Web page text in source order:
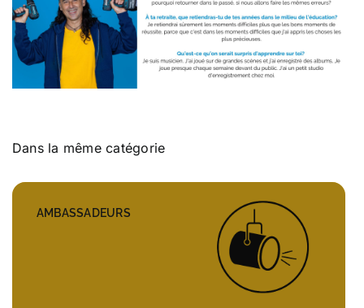
Établissements scolaires
Transport scolaire
Infos parents
Références et documentation
Dans la même catégorie
AMBASSADEURS